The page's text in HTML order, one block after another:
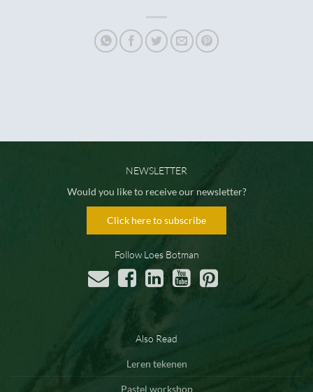
NEWSLETTER
Would you like to receive our newsletter?
Click here to subscribe
Follow Loes Botman
Also Read
Leren tekenen
Pastel workshop